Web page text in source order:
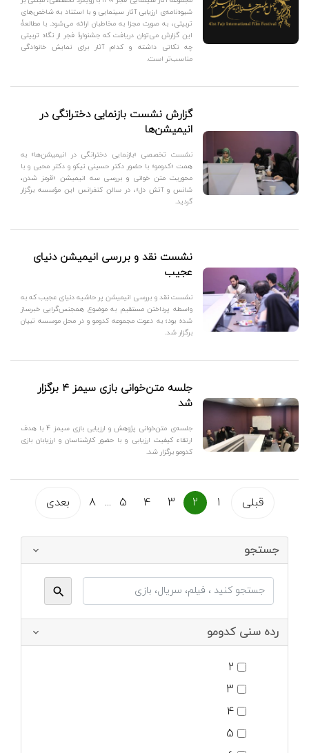
جستجو
رده سنی کدومو
2
3
4
5
شیوه‌نامه‌ی ارزیابی آثار سینمایی و با استناد به شاخص‌های
تربیتی، به صورت مجزا به مخاطبان ارائه می‌شود. با مطالعۀ
این گزارش می‌توان دریافت که جشنوارۀ فجر از نگاه تربیتی
چه نکاتی داشته و کدام آثار برای نمایش خانوادگی
مناسب‌تر است.
گزارش نشست بازنمایی دخترانگی در
انیمیشن‌ها
نشست تخصصی «بازنمایی دخترانگی در انیمیشن‌ها» به
همت «کدومو» با حضور دکتر حسینی نیکو و دکتر محبی و با
محوریت متن خوانی و بررسی سه انیمیشن «قرمز شدن،
شانس و آتش دل»، در سالن کنفرانس این مؤسسه برگزار
گردید.
نشست نقد و بررسی انیمیشن دنیای
عجیب
نشست نقد و بررسی انیمیشن پر حاشیه دنیای عجیب که به
واسطه پرداختن مستقیم به موضوع همجنس‌گرایی خبرساز
شده بود؛ به دعوت مجموعه کدومو و در محل موسسه تبیان
برگزار شد.
جلسه متن‌خوانی بازی سیمز ۴ برگزار
شد
جلسه‌ی متن‌خوانی پژوهش و ارزیابی بازی سیمز 4 با هدف
ارتقاء کیفیت ارزیابی و با حضور کارشناسان و ارزیابان بازی
کدومو برگزار شد.
قبلی 1
2
3
4
5
...
8 بعدی